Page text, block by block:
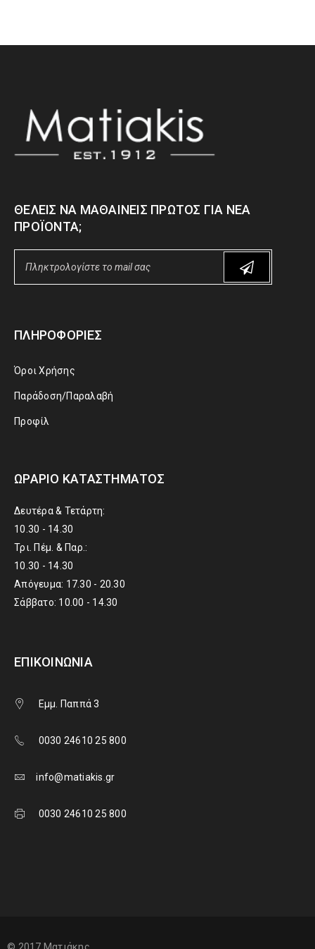
ΘΈΛΕΙΣ ΝΑ ΜΑΘΑΊΝΕΙΣ ΠΡΏΤΟΣ ΓΙΑ ΝΈΑ
ΠΡΟΪΌΝΤΑ;
ΠΛΗΡΟΦΟΡΊΕΣ
Όροι Χρήσης
Παράδοση/Παραλαβή
Προφίλ
ΩΡΆΡΙΟ ΚΑΤΑΣΤΉΜΑΤΟΣ
Δευτέρα & Τετάρτη:
10.30 - 14.30
Τρι. Πέμ. & Παρ.:
10.30 - 14.30
Απόγευμα: 17.30 - 20.30
Σάββατο: 10.00 - 14.30
ΕΠΙΚΟΙΝΩΝΊΑ
Εμμ. Παππά 3
0030 24610 25 800
info@matiakis.gr
0030 24610 25 800